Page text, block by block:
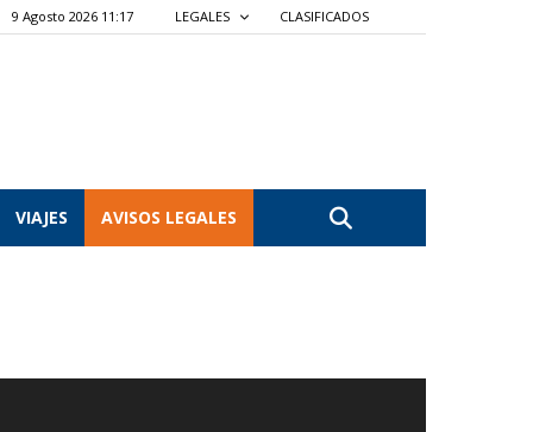
9 Agosto 2026 11:17 LEGALES CLASIFICADOS
VIAJES AVISOS LEGALES